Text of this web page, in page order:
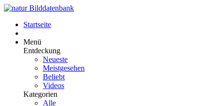
Startseite
Menü
Entdeckung
Neueste
Meistgesehen
Beliebt
Videos
Kategorien
Alle